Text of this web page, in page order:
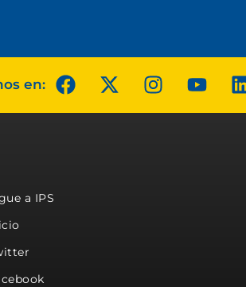
en:
a IPS